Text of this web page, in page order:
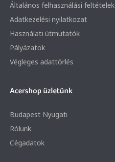
Általános felhasználási feltételek
Adatkezelési nyilatkozat
Használati útmutatók
Pályázatok
Végleges adattörlés
Acershop üzletünk
Budapest Nyugati
Rólunk
Cégadatok